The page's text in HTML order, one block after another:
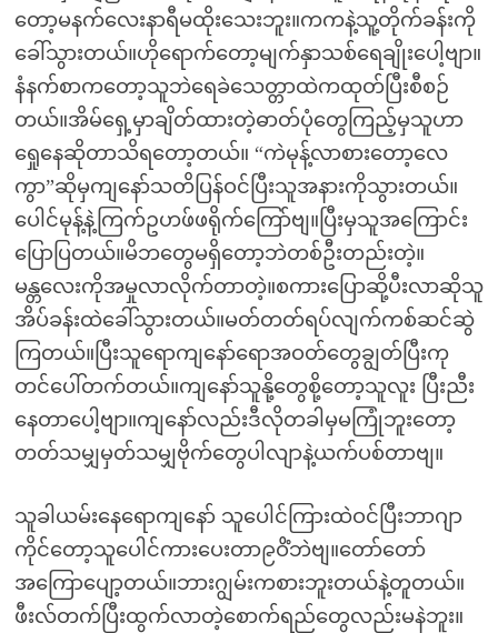
တော့မနက်လေးနာရီမထိုးသေးဘူး။ကကနဲ့သူ့တိုက်ခန်းကို
ခေါ်သွားတယ်။ဟိုရောက်တော့မျက်နှာသစ်ရေချိုးပေါ့ဗျာ။
နံနက်စာကတော့သူဘဲရေခဲသေတ္တာထဲကထုတ်ပြီးစီစဉ်
တယ်။အိမ်ရှေ့မှာချိတ်ထားတဲ့ဓာတ်ပုံတွေကြည့်မှသူဟာ
ရှေုနေဆိုတာသိရတော့တယ်။ “ကဲမုန့်လာစားတော့လေ
ကွာ”ဆိုမှကျနော်သတိပြန်ဝင်ပြီးသူအနားကိုသွားတယ်။
ပေါင်မုန့်နဲ့ကြက်ဥဟဖ်ဖရိုက်ကြော်ဗျ။ပြီးမှသူအကြောင်း
ပြောပြတယ်။မိဘတွေမရှိတော့ဘဲတစ်ဦးတည်းတဲ့။
မန္တလေးကိုအမှုလာလိုက်တာတဲ့။စကားပြောဆို့ပီးလာဆိုသူ
အိပ်ခန်းထဲခေါ်သွားတယ်။မတ်တတ်ရပ်လျက်ကစ်ဆင်ဆွဲ
ကြတယ်။ပြီးသူရောကျနော်ရောအဝတ်တွေချွတ်ပြီးကု
တင်ပေါ်တက်တယ်။ကျနော်သူနို့တွေစို့တော့သူလူး ပြီးညီး
နေတာပေါ့ဗျာ။ကျနော်လည်းဒီလိုတခါမှမကြုံဘူးတော့
တတ်သမျှမှတ်သမျှဗိုက်တွေပါလျာနဲ့ယက်ပစ်တာဗျ။
သူခါယမ်းနေရောကျနော် သူပေါင်ကြားထဲဝင်ပြီးဘာဂျာ
ကိုင်တော့သူပေါင်ကားပေးတာ၉ဝိံဘဲဗျ။တော်တော်
အကြောပျော့တယ်။ဘားဂျွမ်းကစားဘူးတယ်နဲ့တူတယ်။
ဖီးလ်တက်ပြီးထွက်လာတဲ့စောက်ရည်တွေလည်းမနဲဘူး။